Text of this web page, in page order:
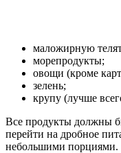
маложирную
морепродукты;
овощи (кроме
зелень;
крупу (лучше
Все продукты должны
перейти на дробное
небольшими порциями.